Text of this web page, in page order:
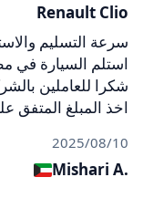
10‏/08‏/2025
Mishari A.
Renault Clio
سرعة التسليم
استلم السيارة في
شكرا للعاملين
اخذ المبلغ المتفق